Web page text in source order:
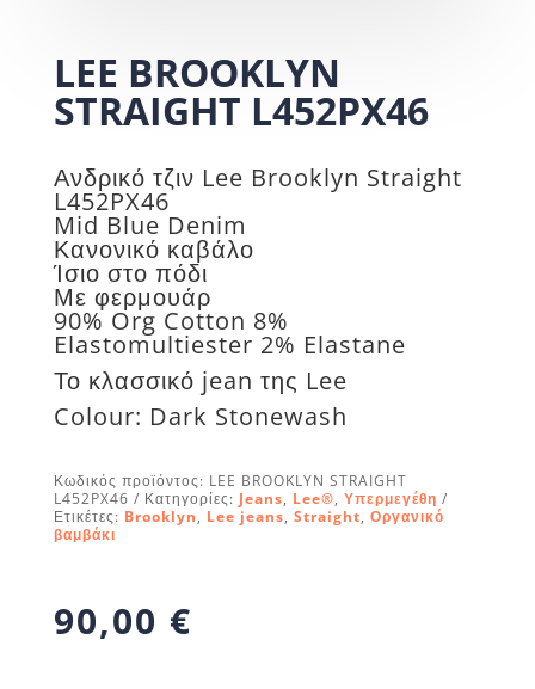
LEE BROOKLYN
STRAIGHT L452PX46
Ανδρικό τζιν Lee Brooklyn Straight
L452PX46
Mid Blue Denim
Κανονικό καβάλο
Ίσιο στο πόδι
Με φερμουάρ
90% Org Cotton 8%
Elastomultiester 2% Elastane
Το κλασσικό jean της Lee
Colour: Dark Stonewash
Κωδικός προϊόντος: LEE BROOKLYN STRAIGHT
L452PX46
Κατηγορίες: Jeans, Lee®, Υπερμεγέθη
Ετικέτες: Brooklyn, Lee jeans, Straight, Οργανικό
βαμβάκι
90,00 €